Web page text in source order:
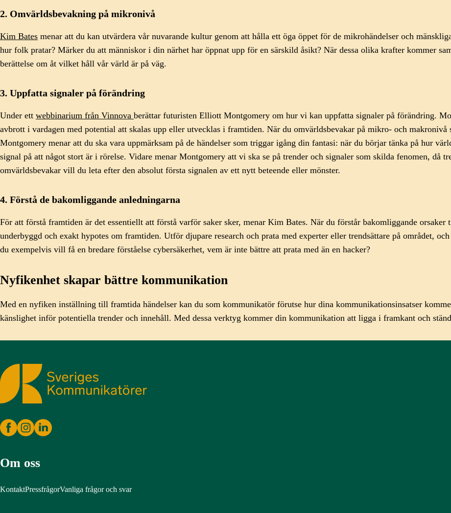
2. Omvärldsbevakning på mikronivå
Kim Bates menar att du kan utvärdera vår nuvarande kultur genom att hålla ett öga öppet för de mikrohändelser och
hur folk pratar? Märker du att människor i din närhet har öppnat upp för en särskild åsikt? När dessa olika krafter kommer
berättelse om åt vilket håll vår värld är på väg.
3. Uppfatta signaler på förändring
Under ett webbinarium från Vinnova berättar futuristen Elliott Montgomery om hur vi kan uppfatta signaler på förändring.
avbrott i vardagen med potential att skalas upp eller utvecklas i framtiden. När du omvärldsbevakar på mikro- och
Montgomery menar att du ska vara uppmärksam på de händelser som triggar igång din fantasi: när du börjar tänka på hur
signal på att något stort är i rörelse. Vidare menar Montgomery att vi ska se på trender och signaler som skilda fenomen, då
omvärldsbevakar vill du leta efter den absolut första signalen av ett nytt beteende eller mönster.
4. Förstå de bakomliggande anledningarna
För att förstå framtiden är det essentiellt att förstå varför saker sker, menar Kim Bates. När du förstår bakomliggande
underbyggd och exakt hypotes om framtiden. Utför djupare research och prata med experter eller trendsättare på området,
du exempelvis vill få en bredare förståelse cybersäkerhet, vem är inte bättre att prata med än en hacker?
Nyfikenhet skapar bättre kommunikation
Med en nyfiken inställning till framtida händelser kan du som kommunikatör förutse hur dina kommunikationsinsatser
känslighet inför potentiella trender och innehåll. Med dessa verktyg kommer din kommunikation att ligga i framkant och
Sveriges Kommunikatörer
Om oss
KontaktPressfrågorVanliga frågor och svar